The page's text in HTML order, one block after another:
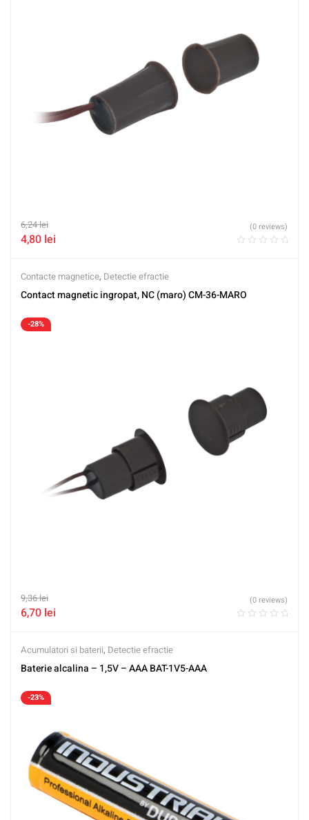
6,24lei
4,80 lei
(0 reviews)
Contacte magnetice, Detectie efractie
Contact magnetic ingropat, NC (maro) CM-36-MARO
-28%
9,36lei
6,70 lei
(0 reviews)
Acumulatori si baterii, Detectie efractie
Baterie alcalina – 1,5V – AAA BAT-1V5-AAA
-23%